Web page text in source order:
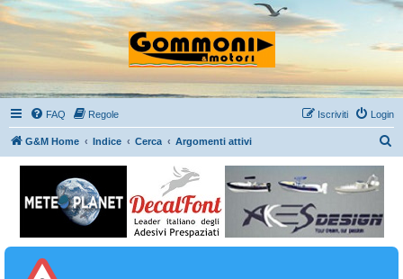
FAQ Regole Login
Iscriviti
G&M Home Indice Cerca Argomenti attivi